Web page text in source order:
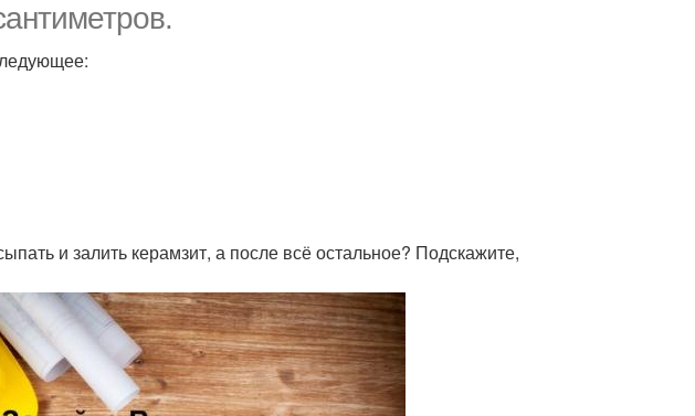
и залить керамзит, а после всё остальное? Подскажите,